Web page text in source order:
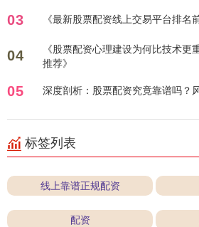
03 《最新股票配资线上交易平台排名
04
《股票配资心理建设为何比技术更
推荐》
05 深度剖析：股票配资究竟靠谱吗？
标签列表
线上靠谱正规配资
配资